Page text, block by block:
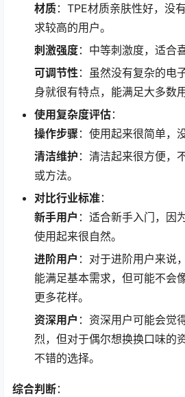
材质：TPE材质亲肤性好，没
求较高的用户。
刺激强度：中等刺激度，适合
可调节性 ：虽然没有复杂的电
身就很有特点，能满足大多数
使用复杂度评估：
操作步骤 ：使用起来很简单，
清洁维护 ：清洁起来很方便，
或方法。
对比行业标准：
新手用户 ：适合新手入门，因
使用起来很自然。
进阶用户 ：对于进阶用户来说
能满足基本需求，但可能不会
更多花样。
资深用户 ：资深用户可能会觉
烈，但对于偶尔想换换口味的
不错的选择。
综合判断：